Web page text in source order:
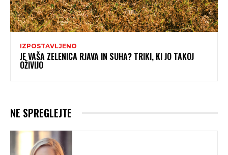
IZPOSTAVLJENO
JE VAŠA ZELENICA RJAVA IN SUHA? TRIKI, KI JO TAKOJ
OŽIVIJO
NE SPREGLEJTE